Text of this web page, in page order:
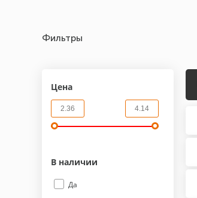
Фильтры
Цена
В наличии
Да